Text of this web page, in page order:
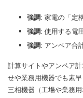
強調: 家電の「定
強調: 使用する電
強調: アンペア合
計算サイトやアンペア
せや業務用機器でも素
三相機器（工場や業務